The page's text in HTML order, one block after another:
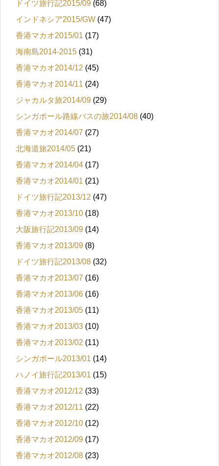
ドイツ旅行記2015/09 (68)
インドネシア2015/GW (47)
香港マカオ2015/01 (17)
海南島2014-2015 (31)
香港マカオ2014/12 (45)
香港マカオ2014/11 (24)
ジャカルタ旅2014/09 (29)
シンガポール路線バスの旅2014/08 (40)
香港マカオ2014/07 (27)
北海道旅2014/05 (21)
香港マカオ2014/04 (17)
香港マカオ2014/01 (21)
ドイツ旅行記2013/12 (47)
香港マカオ2013/10 (18)
大阪旅行記2013/09 (14)
香港マカオ2013/09 (8)
ドイツ旅行記2013/08 (32)
香港マカオ2013/07 (16)
香港マカオ2013/06 (16)
香港マカオ2013/05 (11)
香港マカオ2013/03 (10)
香港マカオ2013/02 (11)
シンガポール2013/01 (14)
ハノイ旅行記2013/01 (15)
香港マカオ2012/12 (33)
香港マカオ2012/11 (22)
香港マカオ2012/10 (12)
香港マカオ2012/09 (17)
香港マカオ2012/08 (23)